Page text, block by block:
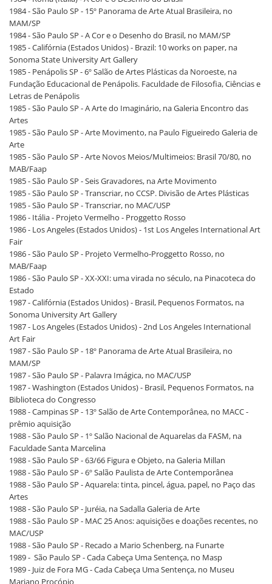
1984 - São Paulo SP - 15º Panorama de Arte Atual Brasileira, no
MAM/SP
1984 - São Paulo SP - A Cor e o Desenho do Brasil, no MAM/SP
1985 - Califórnia (Estados Unidos) - Brazil: 10 works on paper, na
Sonoma State University Art Gallery
1985 - Penápolis SP - 6º Salão de Artes Plásticas da Noroeste, na
Fundação Educacional de Penápolis. Faculdade de Filosofia, Ciências e
Letras de Penápolis
1985 - São Paulo SP - A Arte do Imaginário, na Galeria Encontro das
Artes
1985 - São Paulo SP - Arte Movimento, na Paulo Figueiredo Galeria de
Arte
1985 - São Paulo SP - Arte Novos Meios/Multimeios: Brasil 70/80, no
MAB/Faap
1985 - São Paulo SP - Seis Gravadores, na Arte Movimento
1985 - São Paulo SP - Transcriar, no CCSP. Divisão de Artes Plásticas
1985 - São Paulo SP - Transcriar, no MAC/USP
1986 - Itália - Projeto Vermelho - Proggetto Rosso
1986 - Los Angeles (Estados Unidos) - 1st Los Angeles International Art
Fair
1986 - São Paulo SP - Projeto Vermelho-Proggetto Rosso, no
MAB/Faap
1986 - São Paulo SP - XX-XXI: uma virada no século, na Pinacoteca do
Estado
1987 - Califórnia (Estados Unidos) - Brasil, Pequenos Formatos, na
Sonoma University Art Gallery
1987 - Los Angeles (Estados Unidos) - 2nd Los Angeles International
Art Fair
1987 - São Paulo SP - 18º Panorama de Arte Atual Brasileira, no
MAM/SP
1987 - São Paulo SP - Palavra Imágica, no MAC/USP
1987 - Washington (Estados Unidos) - Brasil, Pequenos Formatos, na
Biblioteca do Congresso
1988 - Campinas SP - 13º Salão de Arte Contemporânea, no MACC -
prêmio aquisição
1988 - São Paulo SP - 1º Salão Nacional de Aquarelas da FASM, na
Faculdade Santa Marcelina
1988 - São Paulo SP - 63/66 Figura e Objeto, na Galeria Millan
1988 - São Paulo SP - 6º Salão Paulista de Arte Contemporânea
1988 - São Paulo SP - Aquarela: tinta, pincel, água, papel, no Paço das
Artes
1988 - São Paulo SP - Juréia, na Sadalla Galeria de Arte
1988 - São Paulo SP - MAC 25 Anos: aquisições e doações recentes, no
MAC/USP
1988 - São Paulo SP - Recado a Mario Schenberg, na Funarte
1989 - São Paulo SP - Cada Cabeça Uma Sentença, no Masp
1989 - Juiz de Fora MG - Cada Cabeça Uma Sentença, no Museu
Mariano Procópio